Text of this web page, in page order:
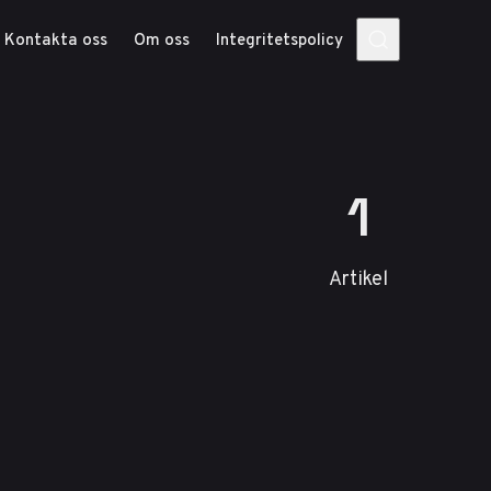
Kontakta oss Om oss Integritetspolicy
1
Artikel